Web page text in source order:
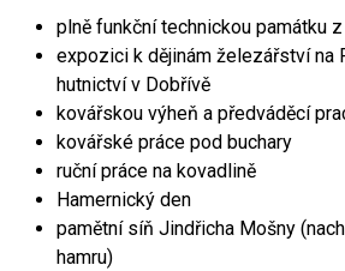
plně funkční technickou památku
expozici k dějinám železářství na
hutnictví v Dobřívě
kovářskou výheň a předváděcí
kovářské práce pod buchary
ruční práce na kovadlině
Hamernický den
pamětní síň Jindřicha Mošny
hamru)